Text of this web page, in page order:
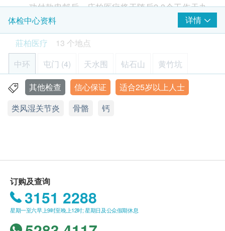
钙
磷
地中海贫血症检查
红血球沉降率
贫血检查
中性白血球
淋巴白血球
单核白血球
功付款电邮后，庄柏医疗将于随后2-3个工作天办
公时间内，致电客户预约身体检查的时间及地点。
本身体检查计划有效期为1年，客户必须于1年内
(由确认付款日期起计) 接受有关检查，客户需提前
1个月预约相关检查，逾期作废。
疫苗注射（不包括新冠疫苗相关计划）：
此项交易必须经医生评估是否适合进行疫苗注射
（不包括新冠疫苗相关计划）
报告：
进行健康检查后，一般情况下，需大概7-10个工作
天跟进检查报告， 工作天不包括星期六、日及公
众假期。 轮侯报告讲解时间会因应不同情况 (如个
别化验项目所需时间或客人指明特定时段) 而有所
体检中心资料
详情
莊柏医疗
13 个地点
中环
屯门 (4) 天水围 钻石山 黄竹坑
元朗 旺角 佐敦 荃湾 上水
中环干诺道中30-32号莊士大厦1楼101室
其他检查 信心保证
适合25岁以上人士
类风湿关节炎
骨骼 钙
订购及查询
3151 2288
星期一至六早上9时至晚上12时; 星期日及公众假期休息